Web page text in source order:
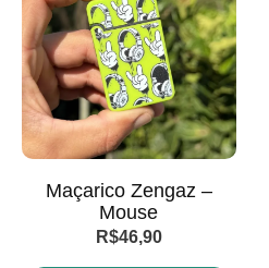
Maçarico Zengaz –
Mouse
R$46,90